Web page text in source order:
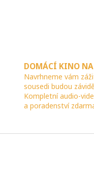
DOMÁCÍ KINO
Navrhneme vám
sousedi budou
Kompletní audio-
a poradenství